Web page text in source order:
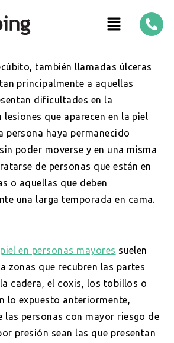
también llamadas úlceras
principalmente a aquellas
dificultades en la
lesiones que aparecen en la piel
persona haya permanecido
poder moverse y en una misma
de personas que están en
o aquellas que deben
una larga temporada en cama.
en personas mayores suelen
zonas que recubren las partes
cadera, el coxis, los tobillos o
lo expuesto anteriormente,
las personas con mayor riesgo de
presión sean las que presentan